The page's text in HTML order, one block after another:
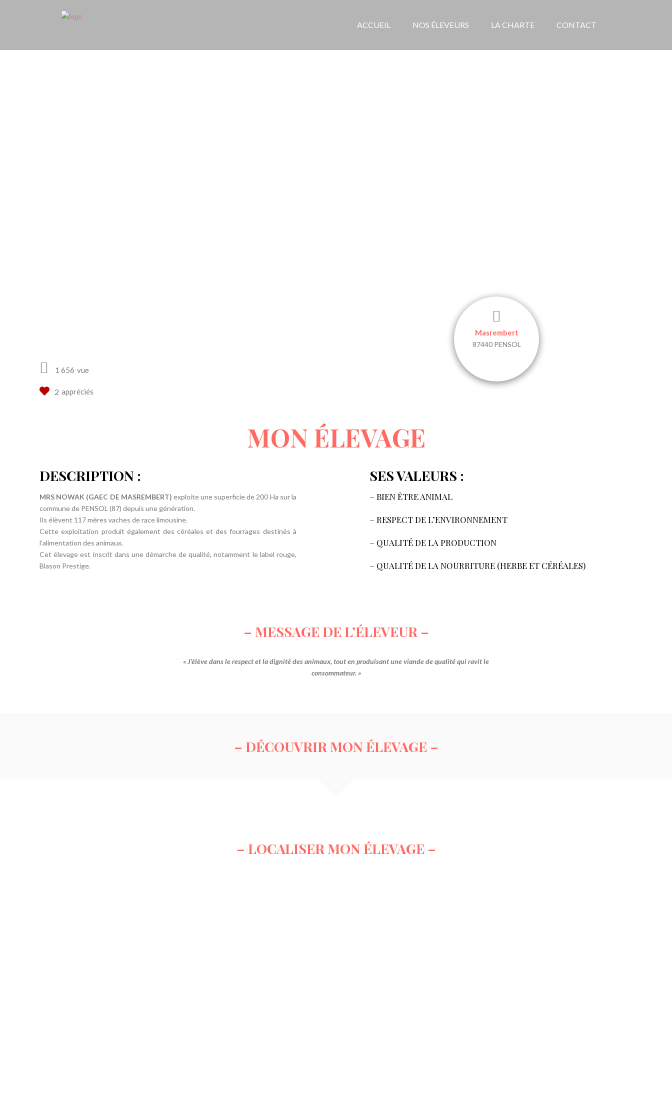
ACCUEIL NOS ÉLEVEURS LA CHARTE CONTACT
1 656 vue
appréciés
Masrembert
87440 PENSOL
MON ÉLEVAGE
DESCRIPTION :
MRS NOWAK (GAEC DE MASREMBERT) exploite une superficie de 200 Ha sur la
commune de PENSOL (87) depuis une génération.
Ils élèvent 117 mères vaches de race limousine.
Cette exploitation produit également des céréales et des fourrages destinés à
l’alimentation des animaux.
Cet élevage est inscrit dans une démarche de qualité, notamment le label rouge,
Blason Prestige.
SES VALEURS :
– BIEN ÊTRE ANIMAL
– RESPECT DE L’ENVIRONNEMENT
– QUALITÉ DE LA PRODUCTION
– QUALITÉ DE LA NOURRITURE (HERBE ET CÉRÉALES)
– MESSAGE DE L’ÉLEVEUR –
« J’élève dans le respect et la dignité des animaux, tout en produisant une viande de qualité qui ravit le
consommateur. »
– DÉCOUVRIR MON ÉLEVAGE –
– LOCALISER MON ÉLEVAGE –